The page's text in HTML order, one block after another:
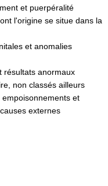
et puerpéralité
l'origine se situe dans la
et anomalies
résultats anormaux
non classés ailleurs
et
externes